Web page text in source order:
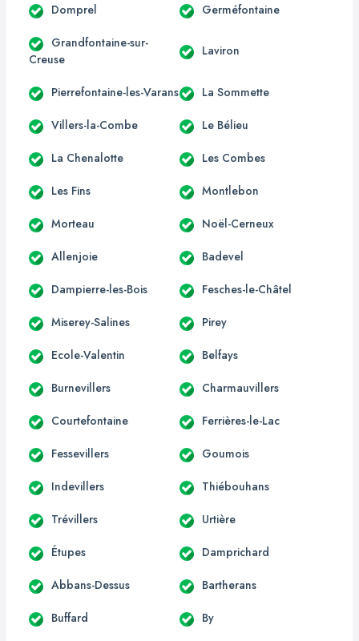
Domprel Germéfontaine
Grandfontaine-sur-
Creuse
Laviron
Pierrefontaine-les-Varans La Sommette
Villers-la-Combe Le Bélieu
La Chenalotte Les Combes
Les Fins Montlebon
Morteau Noël-Cerneux
Allenjoie Badevel
Dampierre-les-Bois Fesches-le-Châtel
Miserey-Salines Pirey
Ecole-Valentin Belfays
Burnevillers Charmauvillers
Courtefontaine Ferrières-le-Lac
Fessevillers Goumois
Indevillers Thiébouhans
Trévillers Urtière
Étupes Damprichard
Abbans-Dessus Bartherans
Buffard By